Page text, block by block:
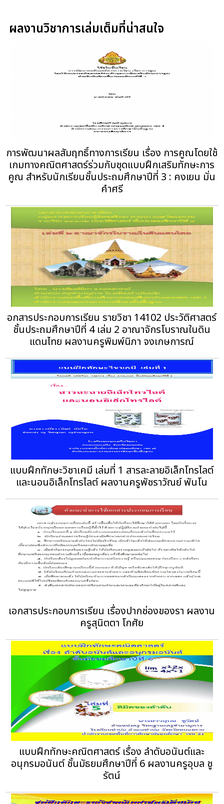
ผลงานวิชาการเล่มเต็มที่น่าสนใจ
การพัฒนาผลสัมฤทธิ์ทางการเรียน เรื่อง การคูณโดยใช้
เกมทางคณิตศาสตร์ร่วมกับชุดแบบฝึกเสริมทักษะการ
คูณ สำหรับนักเรียนชั้นประถมศึกษาปีที่ 3 : คงเยน มั่น
คำศรี
อกสารประกอบการเรียน รายวิชา 14102 ประวัติศาสตร์
ชั้นประถมศึกษาปีที่ 4 เล่ม 2 อาณาจักรโบราณในดิน
แดนไทย ผลงานครูพิมพ์นิภา จงเกษการณ์
แบบฝึกทักษะวิชาเคมี เล่มที่ 1 สารละลายอิเล็กโทรไลต์
และนอนอิเล็กโทรไลต์ ผลงานครูพัชราวัณย์ พันโน
เอกสารประกอบการเรียน เรื่องปากช่องของรา‏ ผลงาน
ครูสุนิตตา โกศัย
แบบฝึกทักษะคณิตศาสตร์ เรื่อง ลำดับอนันต์และ
อนุกรมอนันต์ ชั้นมัธยมศึกษาปีที่ 6 ผลงานครูอุบล ชู
รัตน์